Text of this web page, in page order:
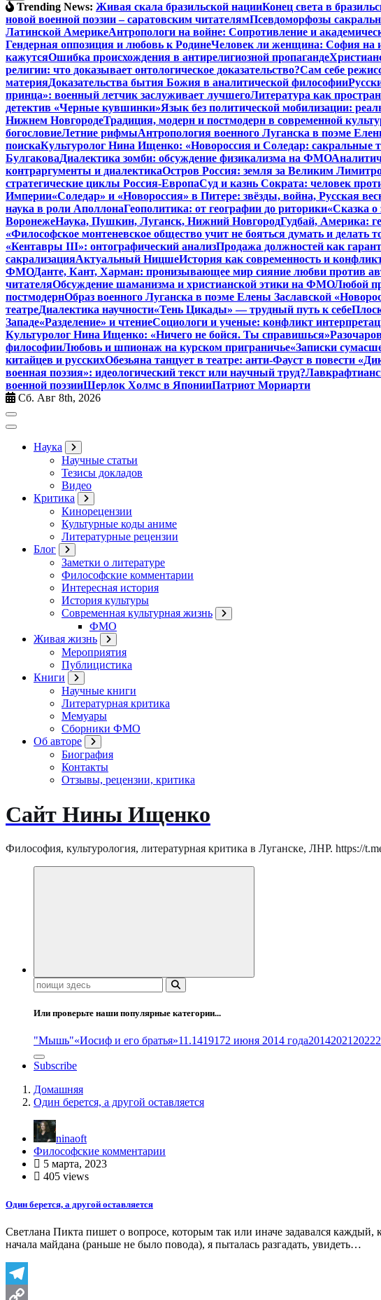
Trending News: Живая скала бразильской нацииКонец света в
новой военной поэзии – саратовским читателямПсевдоморфозы
Латинской АмерикеАнтропологи на войне: Сопротивление и
Гендерная оппозиция и любовь к РодинеЧеловек ли женщина: София на
кажутсяОшибка происхождения в антирелигиозной пропаганде
религии: что доказывает онтологическое доказательство?Сам себе
материяДоказательства бытия Божия в аналитической философии
принца»: военный летчик заслуживает лучшегоЛитература как
детектив «Черные кувшинки»Язык без политической мобилизации:
Нижнем НовгородеТрадиция, модерн и постмодерн в современной
богословиеЛетние рифмыАнтропология военного Луганска в поэме
поискаКультуролог Нина Ищенко: «Новороссия и Соледар: сакральные
БулгаковаДиалектика зомби: обсуждение физикализма на ФМО
контраргументы и диалектикаОстров Россия: земля за Великим
стратегические циклы Россия-ЕвропаСуд и казнь Сократа: человек
Империи«Соледар» и «Новороссия» в Питере: звёзды, война, Русская
наука в роли АполлонаГеополитика: от географии до риторики«Сказка о
ВоронежеНаука, Пушкин, Луганск, Нижний НовгородГудбай, Америка:
«Философское монтеневское общество учит не бояться думать и делать
«Кентавры III»: онтографический анализПродажа должностей как
сакрализацияАктуальный НицшеИстория как современность и
ФМОДанте, Кант, Харман: пронизывающее мир сияние любви против
читателяОбсуждение шаманизма и христианской этики на ФМОЛюбой
постмодернОбраз военного Луганска в поэме Елены Заславской
театреДиалектика научности«Тень Цикады» — трудный путь к себе
Западе«Разделение» и чтениеСоциологи и ученые: конфликт
Культуролог Нина Ищенко: «Ничего не бойся. Ты справишься»
философииЛюбовь и шпионаж на курском приграничье«Записки
китайцев и русскихОбезьяна танцует в театре: анти-Фауст в повести
военная поэзия»: идеологический текст или научный труд?
военной поэзииШерлок Холмс в ЯпонииПатриот Мориарти
Сб. Авг 8th, 2026
Наука
Научные статьи
Тезисы докладов
Видео
Критика
Кинорецензии
Культурные коды аниме
Литературные рецензии
Блог
Заметки о литературе
Философские комментарии
Интересная история
История культуры
Современная культурная жизнь
ФМО
Живая жизнь
Мероприятия
Публицистика
Книги
Научные книги
Литературная критика
Мемуары
Сборники ФМО
Об авторе
Биография
Контакты
Отзывы, рецензии, критика
Сайт Нины Ищенко
Философия, культурология, литературная критика в Луганске, ЛНР. https://
Поиск:
Или проверьте наши популярные категории...
"Мышь"«Иосиф и его братья»11.1419172 июня 2014 года201420212022
Subscribe
Домашняя
Один берется, а другой оставляется
ninaoft
Философские комментарии
5 марта, 2023
405 views
Один берется, а другой оставляется
Светлана Пикта пишет о вопросе, которым так или иначе задавался каждый,
начала майдана (раньше не было повода), я пыталась разгадать, увидеть…
Telegram